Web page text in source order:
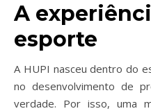
A
esporte
A HUPI nasceu dentro do
no desenvolvimento de
verdade. Por isso, uma